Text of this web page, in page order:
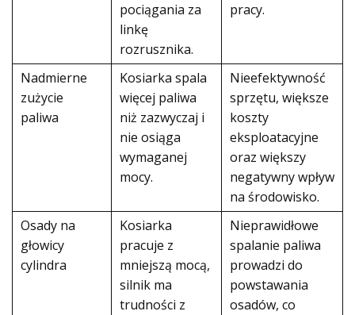
pociągania za
linkę
rozrusznika.
pracy.
Nadmierne
zużycie
paliwa
Kosiarka spala
więcej paliwa
niż zazwyczaj i
nie osiąga
wymaganej
mocy.
Nieefektywność
sprzętu, większe
koszty
eksploatacyjne
oraz większy
negatywny wpływ
na środowisko.
Osady na
głowicy
cylindra
Kosiarka
pracuje z
mniejszą mocą,
silnik ma
trudności z
Nieprawidłowe
spalanie paliwa
prowadzi do
powstawania
osadów, co